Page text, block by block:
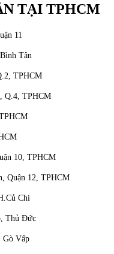
TẠI TPHCM
11
Tân
TPHCM
Q.4, TPHCM
10, TPHCM
Quận 12, TPHCM
Chi
Thủ Đức
Gò Vấp